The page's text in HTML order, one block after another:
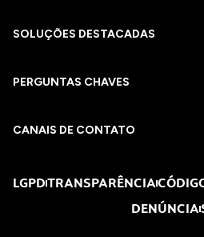
SOLUÇÕES DESTACADAS
PERGUNTAS CHAVES​
CANAIS DE CONTATO
LGPDTRANSPARÊNCIA
DENÚNCIA